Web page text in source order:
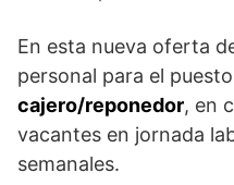
En esta nueva oferta
personal para el
cajero/reponedor, en
vacantes en jornada
semanales.